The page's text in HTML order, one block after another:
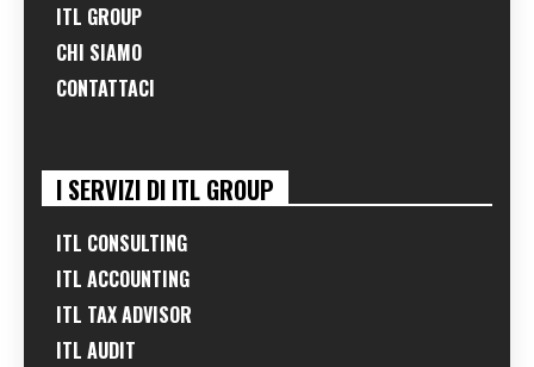
ITL GROUP
CHI SIAMO
CONTATTACI
I SERVIZI DI ITL GROUP
ITL CONSULTING
ITL ACCOUNTING
ITL TAX ADVISOR
ITL AUDIT